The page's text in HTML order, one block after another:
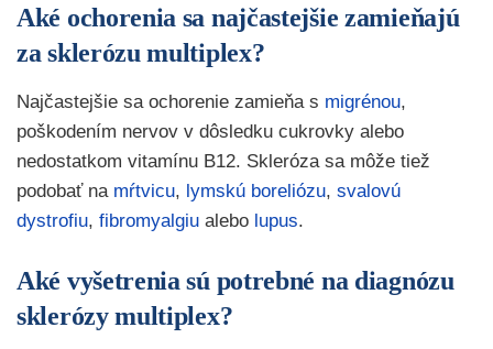
Aké ochorenia sa najčastejšie zamieňajú
za sklerózu multiplex?
Najčastejšie sa ochorenie zamieňa s migrénou,
poškodením nervov v dôsledku cukrovky alebo
nedostatkom vitamínu B12. Skleróza sa môže tiež
podobať na mŕtvicu, lymskú boreliózu, svalovú
dystrofiu, fibromyalgiu alebo lupus.
Aké vyšetrenia sú potrebné na diagnózu
sklerózy multiplex?